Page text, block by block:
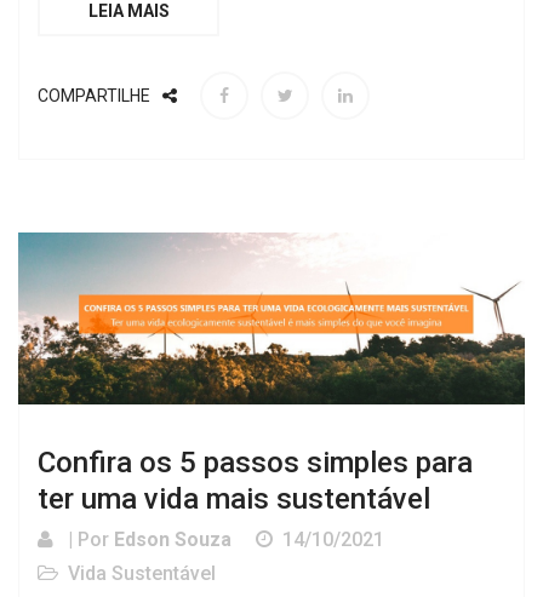
LEIA MAIS
COMPARTILHE
Confira os 5 passos simples para
ter uma vida mais sustentável
| Por Edson Souza
14/10/2021
Vida Sustentável